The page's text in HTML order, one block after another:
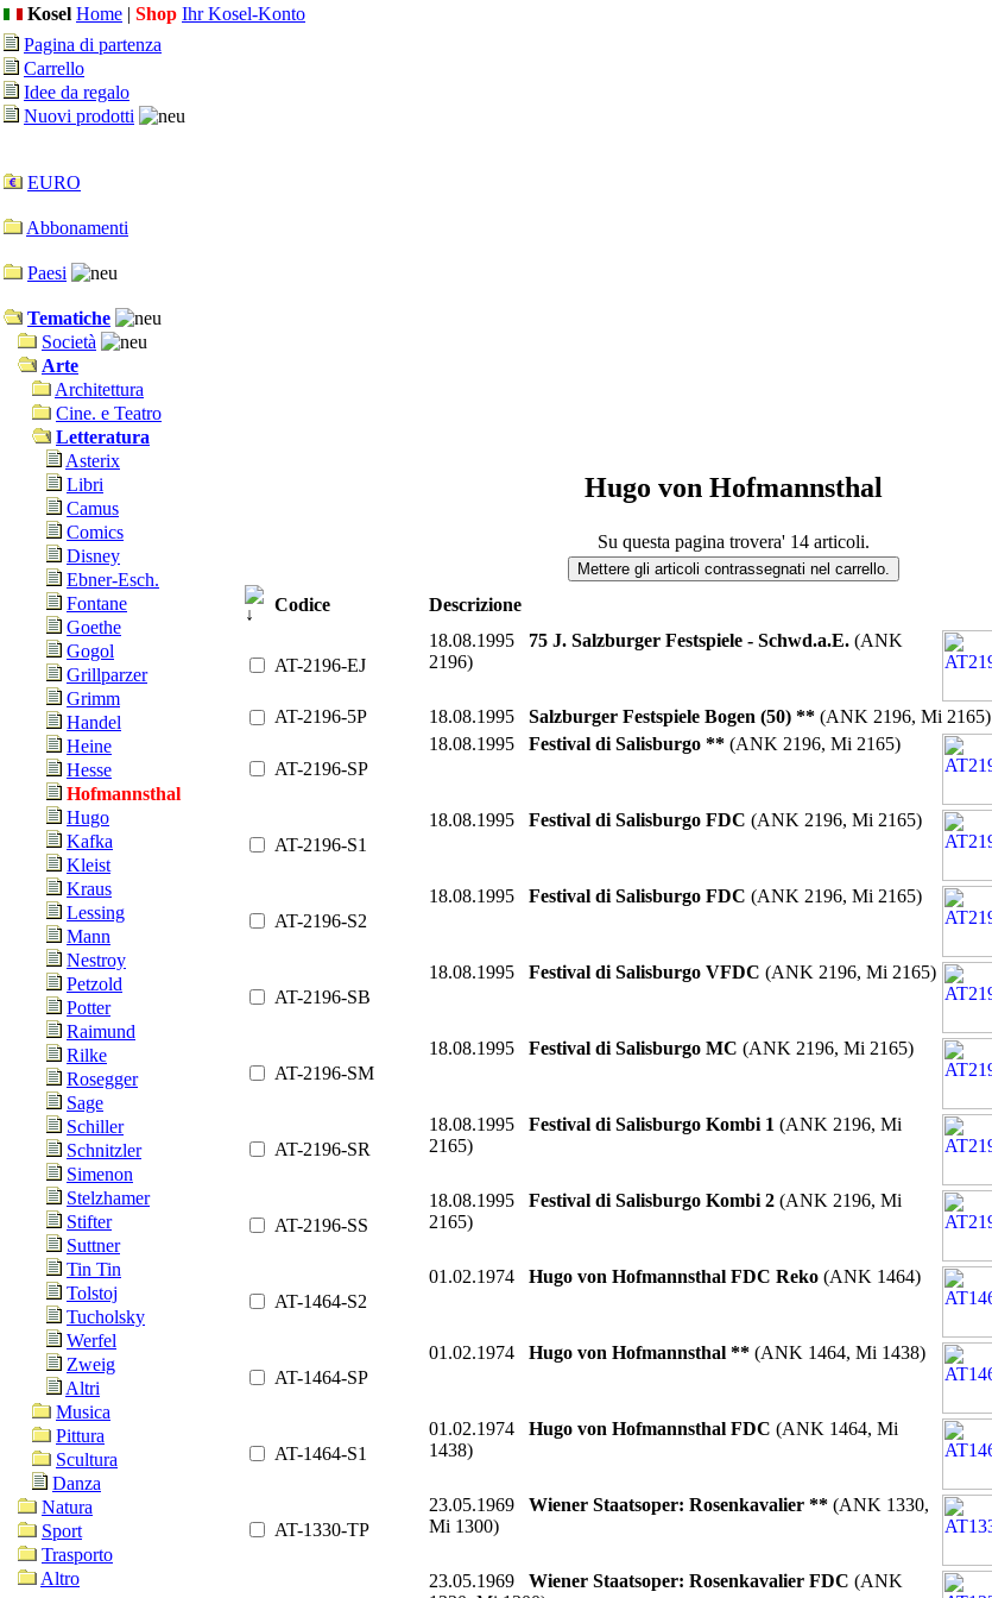
Kosel Home | Shop Ihr Kosel-Konto
Pagina di partenza
Carrello
Idee da regalo
Nuovi prodotti
EURO
Abbonamenti
Paesi
Tematiche
Società
Arte
Architettura
Cine. e Teatro
Letteratura
Asterix
Libri
Camus
Comics
Disney
Ebner-Esch.
Fontane
Goethe
Gogol
Grillparzer
Grimm
Handel
Heine
Hesse
Hofmannsthal
Hugo
Kafka
Kleist
Kraus
Lessing
Mann
Nestroy
Petzold
Potter
Raimund
Rilke
Rosegger
Sage
Schiller
Schnitzler
Simenon
Stelzhamer
Stifter
Suttner
Tin Tin
Tolstoj
Tucholsky
Werfel
Zweig
Altri
Musica
Pittura
Scultura
Danza
Natura
Sport
Trasporto
Altro
Hugo von Hofmannsthal
Su questa pagina trovera' 14 articoli.
Codice Descrizione
AT-2196-EJ
18.08.1995 75 J. Salzburger Festspiele - Schwd.a.E. (ANK
2196)
AT-2196-5P 18.08.1995 Salzburger Festspiele Bogen (50) ** (ANK 2196, Mi 2165)
AT-2196-SP
18.08.1995 Festival di Salisburgo ** (ANK 2196, Mi 2165)
AT-2196-S1
18.08.1995 Festival di Salisburgo FDC (ANK 2196, Mi 2165)
AT-2196-S2
18.08.1995 Festival di Salisburgo FDC (ANK 2196, Mi 2165)
AT-2196-SB
18.08.1995 Festival di Salisburgo VFDC (ANK 2196, Mi 2165)
AT-2196-SM
18.08.1995 Festival di Salisburgo MC (ANK 2196, Mi 2165)
AT-2196-SR
18.08.1995 Festival di Salisburgo Kombi 1 (ANK 2196, Mi
2165)
AT-2196-SS
18.08.1995 Festival di Salisburgo Kombi 2 (ANK 2196, Mi
2165)
AT-1464-S2
01.02.1974 Hugo von Hofmannsthal FDC Reko (ANK 1464)
AT-1464-SP
01.02.1974 Hugo von Hofmannsthal ** (ANK 1464, Mi 1438)
AT-1464-S1
01.02.1974 Hugo von Hofmannsthal FDC (ANK 1464, Mi
1438)
AT-1330-TP
23.05.1969 Wiener Staatsoper: Rosenkavalier ** (ANK 1330,
Mi 1300)
23.05.1969 Wiener Staatsoper: Rosenkavalier FDC (ANK